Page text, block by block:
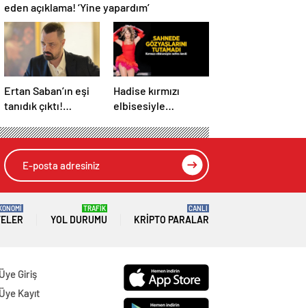
eden açıklama! ‘Yine yapardım’
Ertan Saban’ın eşi
tanıdık çıktı!
bir oyuncuymuş
Hadise kırmızı
elbisesiyle
kişiyi görünce
sahnede ağladı
YOL DURUMU
TRAFİK
KRIPTO PARALAR
CANLI
Giriş
Kayıt